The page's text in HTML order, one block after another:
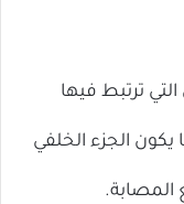
ترتبط فيها
يكون الجزء الخلفي
المصابة.